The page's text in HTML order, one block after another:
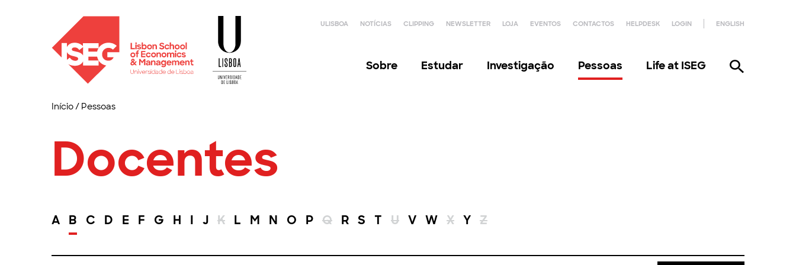
ULISBOA NOTÍCIAS CLIPPING NEWSLETTER LOJA EVENTOS CONTACTOS HELPDESK LOGIN ENGLISH
Sobre Estudar Investigação Pessoas Life at ISEG
Início/ Pessoas
Docentes
A B C D E F G H I J K L M N O P Q R S T U V W X Y Z